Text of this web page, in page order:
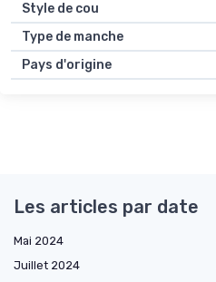
Style de cou
Type de manche
Pays d'origine
Les articles par date
Mai 2024
Juillet 2024